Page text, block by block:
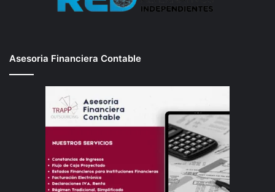
Asesoria Financiera Contable